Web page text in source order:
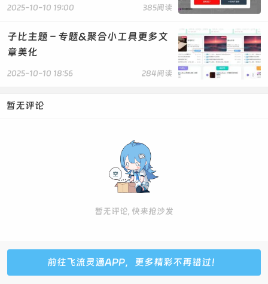
.article-content .wp-posts-content h3::after {
transparent) !important;
}
.article-content .wp-posts-content h1::before {
}
height: 30px !important;
width: 30px !important;
.article-content .wp-posts-content h3::before {
height: 25px !important;
.article-content .wp-posts-content h2::after,
.article-content .wp-posts-content h1::after,
385阅读
2025-10-10 19:00
子比主题 – 专题&聚合小工具更多文
章美化
284阅读
2025-10-10 18:56
暂无评论
暂无评论, 快来抢沙发
前往飞流灵通APP，更多精彩不再错过！